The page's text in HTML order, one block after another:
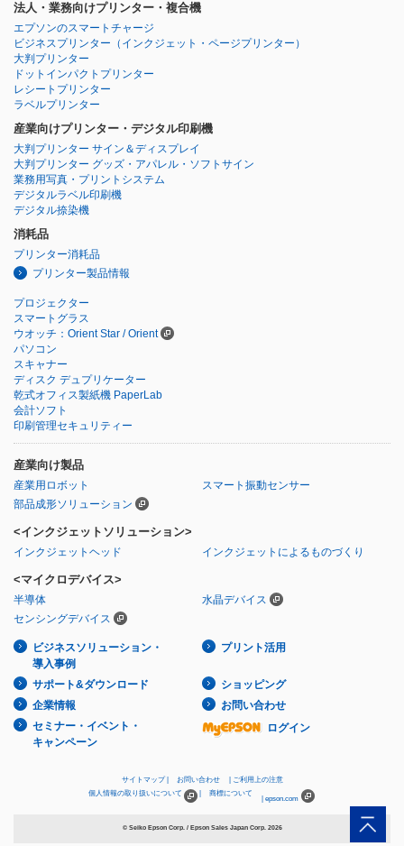
法人・業務向けプリンター・複合機
エプソンのスマートチャージ
ビジネスプリンター （インクジェット・ページプリンター）
大判プリンター
ドットインパクトプリンター
レシートプリンター
ラベルプリンター
産業向けプリンター・デジタル印刷機
大判プリンター サイン＆ディスプレイ
大判プリンター グッズ・アパレル・ソフトサイン
業務用写真・プリントシステム
デジタルラベル印刷機
デジタル捺染機
消耗品
プリンター消耗品
プリンター製品情報
プロジェクター
スマートグラス
ウオッチ：Orient Star / Orient
パソコン
スキャナー
ディスク デュプリケーター
乾式オフィス製紙機 PaperLab
会計ソフト
印刷管理セキュリティー
産業向け製品
産業用ロボット
スマート振動センサー
部品成形ソリューション
<インクジェットソリューション>
インクジェットヘッド インクジェットによるものづくり
<マイクロデバイス>
半導体
水晶デバイス
センシングデバイス
ビジネスソリューション・
導入事例
プリント活用
サポート&ダウンロード
ショッピング
企業情報
お問い合わせ
セミナー・イベント・
キャンペーン
ログイン
サイトマップ お問い合わせ
ご利用上の注意
個人情報の取り扱いについて
商標について
epson.com
© Seiko Epson Corp. / Epson Sales Japan Corp. 2026